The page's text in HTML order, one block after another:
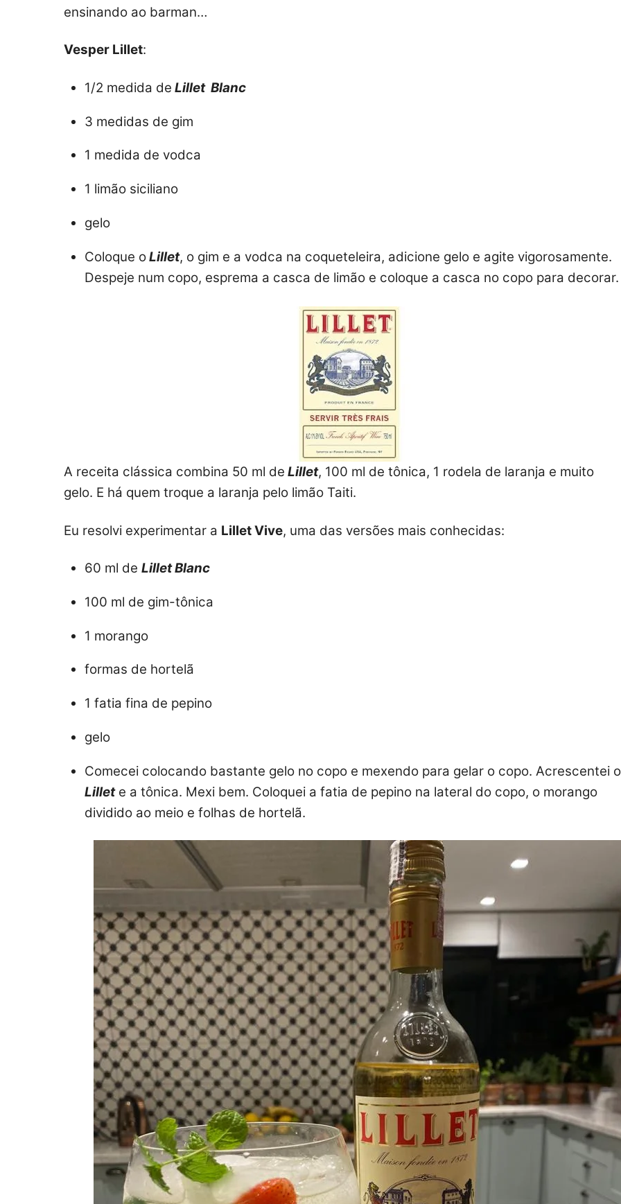
ensinando ao barman…
Vesper Lillet:
1/2 medida de Lillet Blanc
3 medidas de gim
1 medida de vodca
1 limão siciliano
gelo
Coloque oLillet, o gim e a vodca na coqueteleira, adicione gelo e agite vigorosamente.
Despeje num copo, esprema a casca de limão e coloque a casca no copo para decorar.
A receita clássica combina 50 ml de Lillet, 100 ml de tônica, 1 rodela de laranja e muito
gelo. E há quem troque a laranja pelo limão Taiti.
Eu resolvi experimentar a Lillet Vive, uma das versões mais conhecidas:
60 ml deLillet Blanc
100 ml de gim-tônica
1 morango
formas de hortelã
1 fatia fina de pepino
gelo
Comecei colocando bastante gelo no copo e mexendo para gelar o copo. Acrescentei o
Lillete a tônica. Mexi bem. Coloquei a fatia de pepino na lateral do copo, o morango
dividido ao meio e folhas de hortelã.